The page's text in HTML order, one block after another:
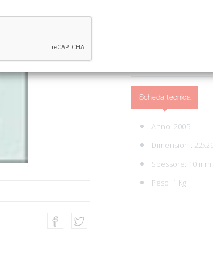
Scheda tecnica
Anno: 2005
Dimensioni:
Spessore: 10 mm
Peso: 1 Kg